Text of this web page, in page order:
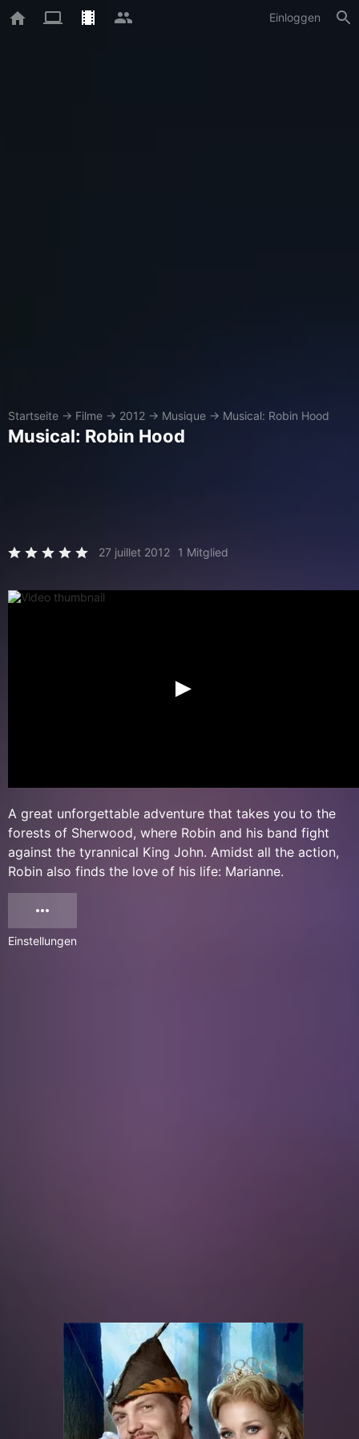
Einloggen
Startseite → Filme → 2012 → Musique → Musical: Robin Hood
Musical: Robin Hood
27 juillet 2012 1 Mitglied
A great unforgettable adventure that takes you to the
forests of Sherwood, where Robin and his band fight
against the tyrannical King John. Amidst all the action,
Robin also finds the love of his life: Marianne.
Einstellungen